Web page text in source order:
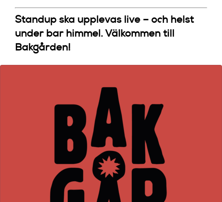
Standup ska upplevas live – och helst
under bar himmel. Välkommen till
Bakgården!